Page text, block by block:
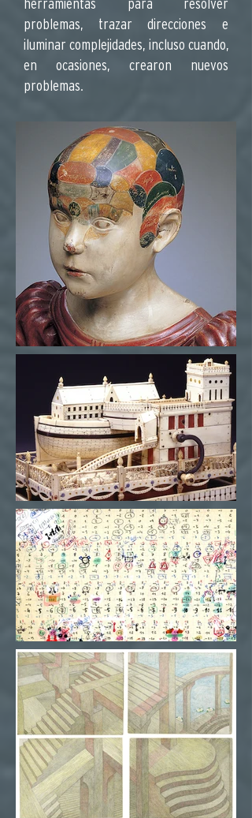
herramientas para resolver
problemas, trazar direcciones e
iluminar complejidades, incluso cuando,
en ocasiones, crearon nuevos
problemas.